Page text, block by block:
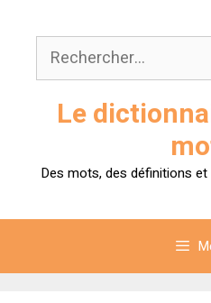
contenu
Rechercher :
Le
Des mots, des définitions